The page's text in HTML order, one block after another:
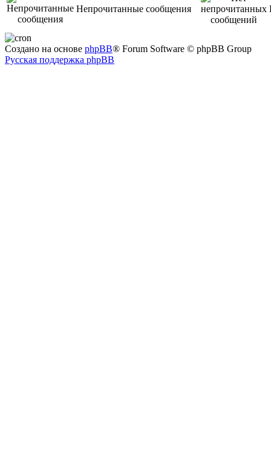
Непрочитанные сообщения
Создано на основе phpBB® Forum Software © phpBB Group
Русская поддержка phpBB